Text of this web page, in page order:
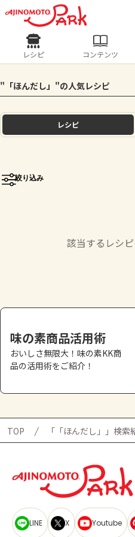
ログインするとレ
ログイン
ホーム
トーク
お買い物
AJINOMOTO PARK とは
レシピ
人気の食材・レシピ
きゅうり なす
レシピ コンテンツ
"「ほんだし」​"の人気レシピ
レシピ
絞り込み
該当するレシピ
味の素商品活用術
おいしさ無限大！味の素KK商
品の活用術をご紹介！
TOP 「「ほんだし」​」検索
LINE X Youtube